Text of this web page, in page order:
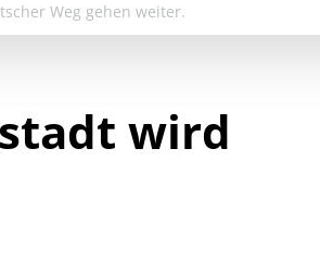
Weg gehen weiter.
wird